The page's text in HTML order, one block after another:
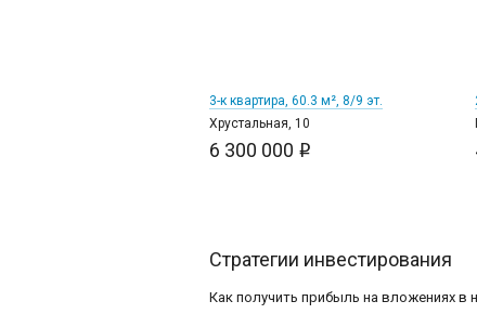
3-к квартира, 60.3 м², 8/9 эт.
Хрустальная, 10
6 300 000 i
Стратегии инвестирования
Как получить прибыль на вложениях в